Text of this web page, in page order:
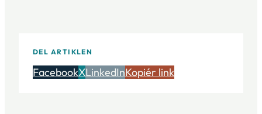
DEL ARTIKLEN
FacebookXLinkedInKopiér link